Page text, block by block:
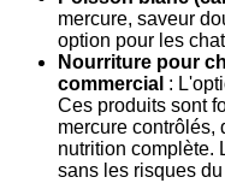
mercure, saveur
option pour les
Nourriture pour
commercial :
Ces produits sont
mercure contrôlés,
nutrition complète.
sans les risques